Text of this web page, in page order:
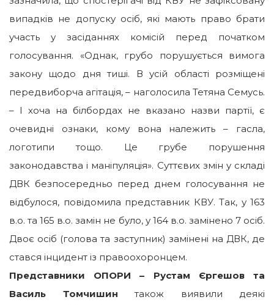
випадків не допуску осіб, які мають право брати
участь у засіданнях комісій перед початком
голосування. «Однак, грубо порушується вимога
закону щодо дня тиші. В усій області розміщені
передвиборча агітація, – наголосила Тетяна Семусь.
– І хоча на білбордах не вказано назви партії, є
очевидні ознаки, кому вона належить – гасла,
логотипи тощо. Це грубе порушення
законодавства і маніпуляція». Суттєвих змін у складі
ДВК безпосередньо перед днем голосування не
відбулося, повідомила представник КВУ. Так, у 163
в.о. та 165 в.о. замін не було, у 164 в.о. замінено 7 осіб.
Двоє осіб (голова та заступник) замінені на ДВК, де
стався інцидент із правоохоронцем.
Представники ОПОРИ – Рустам Єргешов та
Василь Томчишин також виявили деякі